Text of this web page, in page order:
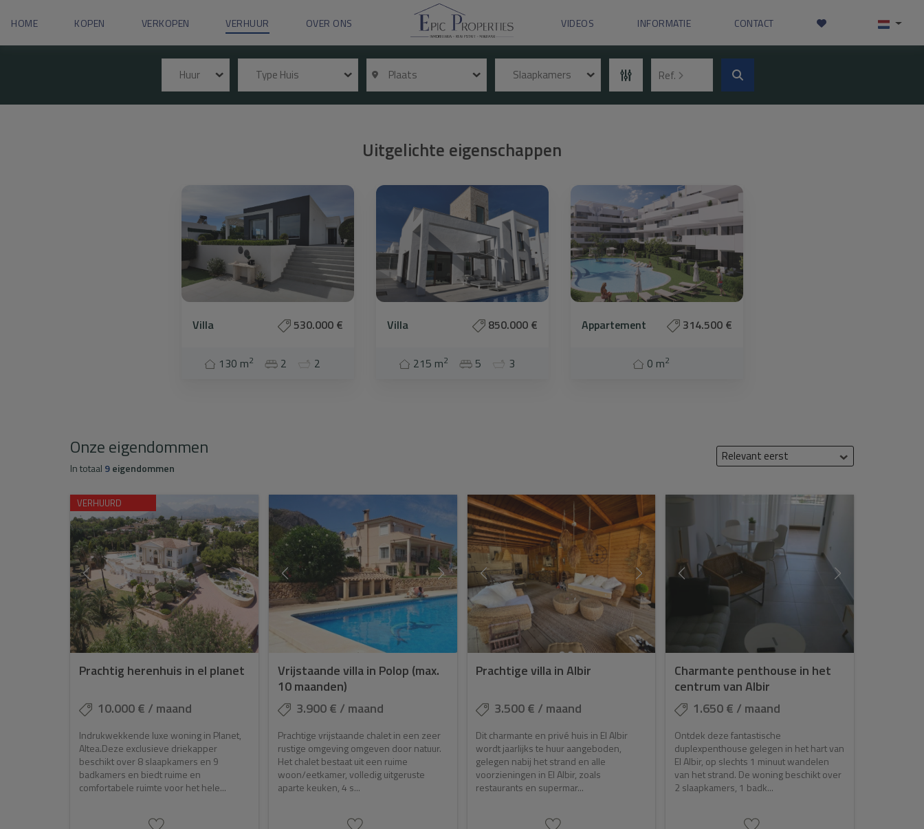
HOME KOPEN VERKOPEN VERHUUR OVER ONS VIDEOS INFORMATIE CONTACT
Huur Type Huis Plaats Slaapkamers Ref.
Uitgelichte eigenschappen
Villa 530.000 €
130 m2 2 2
Villa 850.000 €
215 m2 5 3
Appartement 314.500 €
0 m2
Onze eigendommen
In totaal 9eigendommen
Relevant eerst
VERHUURD
Prachtig herenhuis in el planet
10.000 € / maand
Indrukwekkende luxe woning in Planet,
Altea.Deze exclusieve driekapper
beschikt over 8 slaapkamers en 9
badkamers en biedt ruime en
comfortabele ruimte voor het hele...
Vrijstaande villa in Polop (max.
10 maanden)
3.900 € / maand
Prachtige vrijstaande chalet in een zeer
rustige omgeving omgeven door natuur.
Het chalet bestaat uit een ruime
woon/eetkamer, volledig uitgeruste
aparte keuken, 4 s...
Prachtige villa in Albir
3.500 € / maand
Dit charmante en privé huis in El Albir
wordt jaarlijks te huur aangeboden,
gelegen nabij het strand en alle
voorzieningen in El Albir, zoals
restaurants en supermar...
Charmante penthouse in het
centrum van Albir
1.650 € / maand
Ontdek deze fantastische
duplexpenthouse gelegen in het hart van
El Albir, op slechts 1 minuut wandelen
van het strand. De woning beschikt over
2 slaapkamers, 1 badk...